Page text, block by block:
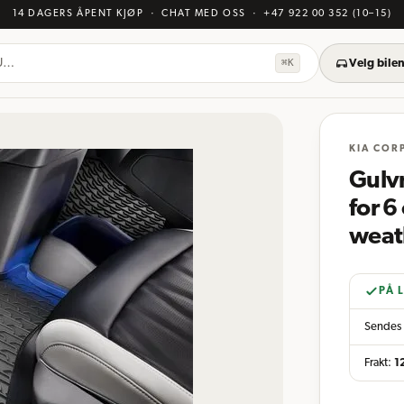
14 DAGERS ÅPENT KJØP · CHAT MED OSS ·+47 922 00 352 (10–15)
⌘K Velg
KIA
for 6
PÅ
Frakt: